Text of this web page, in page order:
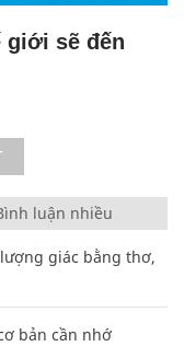
giới sẽ đến
luận nhiều
giác bằng thơ,
bản cần nhớ